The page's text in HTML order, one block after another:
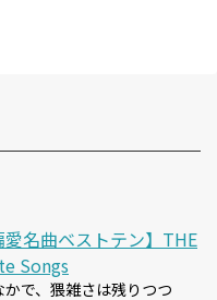
名曲ベストテン】THE
Songs
で、猥雑さは残りつつ